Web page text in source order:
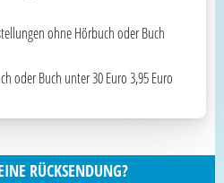
ohne Hörbuch oder Buch
oder Buch unter 30 Euro 3,95 Euro
RÜCKSENDUNG?